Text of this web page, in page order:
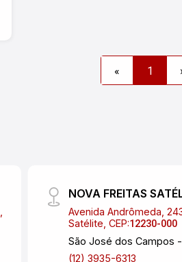
« 1
NOVA FREITAS
Avenida Andrômeda,
Satélite, CEP:12230-000
São José dos Campos -
(12) 3935-6313